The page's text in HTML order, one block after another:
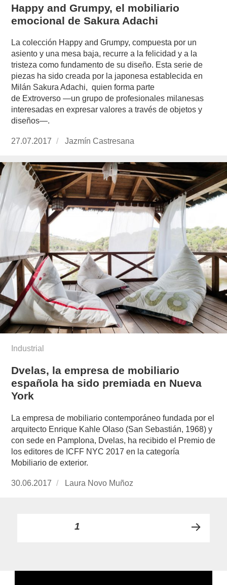
Happy and Grumpy, el mobiliario
emocional de Sakura Adachi
La colección Happy and Grumpy, compuesta por un
asiento y una mesa baja, recurre a la felicidad y a la
tristeza como fundamento de su diseño. Esta serie de
piezas ha sido creada por la japonesa establecida en
Milán Sakura Adachi, quien forma parte
de Extroverso —un grupo de profesionales milanesas
interesadas en expresar valores a través de objetos y
diseños—.
Publicado
27.07.2017
https://www.experimenta.es/author/jazmin-
Jazmín Castresana
Industrial
Dvelas, la empresa de mobiliario
española ha sido premiada en Nueva
York
La empresa de mobiliario contemporáneo fundada por el
arquitecto Enrique Kahle Olaso (San Sebastián, 1968) y
con sede en Pamplona, Dvelas, ha recibido el Premio de
los editores de ICFF NYC 2017 en la categoría
Mobiliario de exterior.
Publicado
30.06.2017
https://www.experimenta.es/author/laura-
Laura Novo Muñoz
Paginación
entradas
PÁGINA1
NA